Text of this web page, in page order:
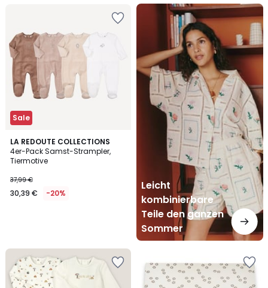
Sale
LA REDOUTE COLLECTIONS
4er-Pack Samst-Strampler,
Tiermotive
37,99 €
30,39 € -20%
Leicht
kombinierbare
Teile den ganzen
Sommer
Leicht
kombinierbare
ganzen
Sommer